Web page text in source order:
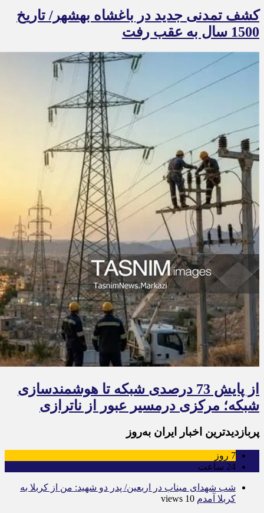
کشف تمدنی جدید در باغشاه بهشهر/ تاریخ
1500 سال به عقب رفت
از پایش 73 درصدی شبکه تا هوشمندسازی
شبکه؛ مرکزی درمسیر عبور از ناترازی
پربازدیدترین اخبار ایران به‌روز
7 روز
24 ساعت
شب شهدای میناب در اربعین/ پدر دو شهید: من از کربلا به
کربلا آمدم 10 views